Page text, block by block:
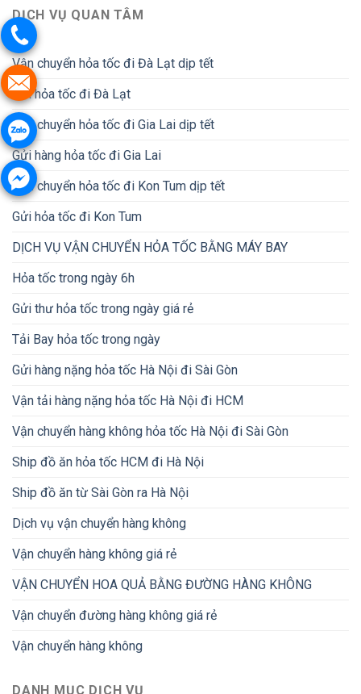
DỊCH VỤ QUAN TÂM
Vận chuyển hỏa tốc đi Đà Lạt dịp tết
Gửi hỏa tốc đi Đà Lạt
Vận chuyển hỏa tốc đi Gia Lai dịp tết
Gửi hàng hỏa tốc đi Gia Lai
Vận chuyển hỏa tốc đi Kon Tum dịp tết
Gửi hỏa tốc đi Kon Tum
DỊCH VỤ VẬN CHUYỂN HỎA TỐC BẰNG MÁY BAY
Hỏa tốc trong ngày 6h
Gửi thư hỏa tốc trong ngày giá rẻ
Tải Bay hỏa tốc trong ngày
Gửi hàng nặng hỏa tốc Hà Nội đi Sài Gòn
Vận tải hàng nặng hỏa tốc Hà Nội đi HCM
Vận chuyển hàng không hỏa tốc Hà Nội đi Sài Gòn
Ship đồ ăn hỏa tốc HCM đi Hà Nội
Ship đồ ăn từ Sài Gòn ra Hà Nội
Dịch vụ vận chuyển hàng không
Vận chuyển hàng không giá rẻ
VẬN CHUYỂN HOA QUẢ BẰNG ĐƯỜNG HÀNG KHÔNG
Vận chuyển đường hàng không giá rẻ
Vận chuyển hàng không
DANH MỤC DỊCH VỤ